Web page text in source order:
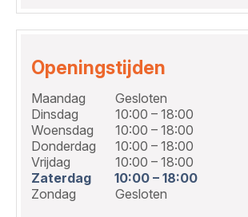
Openingstijden
Maandag
Gesloten
Dinsdag
10:00 – 18:00
Woensdag
10:00 – 18:00
Donderdag
10:00 – 18:00
Vrijdag
10:00 – 18:00
Zaterdag
10:00 – 18:00
Zondag
Gesloten